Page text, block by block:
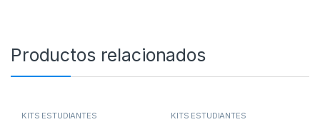
Productos relacionados
KITS ESTUDIANTES KITS ESTUDIANTES